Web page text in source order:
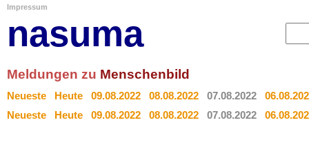
Impressum
nasuma
Meldungen zu Menschenbild
Neueste Heute 09.08.2022 08.08.2022 07.08.2022
Neueste
Heute 09.08.2022 08.08.2022 07.08.2022